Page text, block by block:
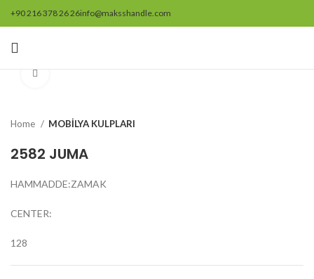
+90 216 378 26 26info@maksshandle.com
Home MOBİLYA KULPLARI
2582 JUMA
HAMMADDE:ZAMAK
CENTER:
128